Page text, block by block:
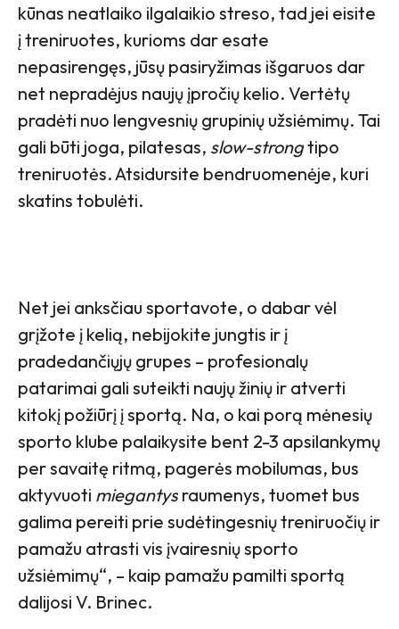
kūnas neatlaiko ilgalaikio streso, tad jei eisite
į treniruotes, kurioms dar esate
nepasirengęs, jūsų pasiryžimas išgaruos dar
net nepradėjus naujų įpročių kelio. Vertėtų
pradėti nuo lengvesnių grupinių užsiėmimų. Tai
gali būti joga, pilatesas, slow-strongtipo
treniruotės. Atsidursite bendruomenėje, kuri
skatins tobulėti.
Net jei anksčiau sportavote, o dabar vėl
grįžote į kelią, nebijokite jungtis ir į
pradedančiųjų grupes – profesionalų
patarimai gali suteikti naujų žinių ir atverti
kitokį požiūrį į sportą. Na, o kai porą mėnesių
sporto klube palaikysite bent 2-3 apsilankymų
per savaitę ritmą, pagerės mobilumas, bus
aktyvuoti miegantys raumenys, tuomet bus
galima pereiti prie sudėtingesnių treniruočių ir
pamažu atrasti vis įvairesnių sporto
užsiėmimų“, – kaip pamažu pamilti sportą
dalijosi V. Brinec.